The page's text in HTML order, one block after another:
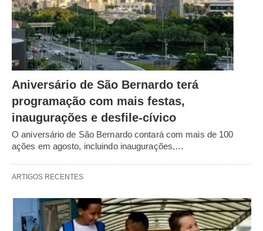
Aniversário de São Bernardo terá
programação com mais festas,
inaugurações e desfile-cívico
O aniversário de São Bernardo contará com mais de 100
ações em agosto, incluindo inaugurações,…
ARTIGOS RECENTES